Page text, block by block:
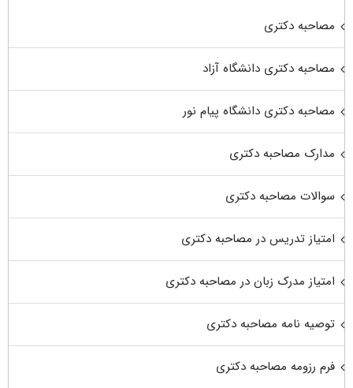
مصاحبه دکتری
مصاحبه دکتری دانشگاه آزاد
مصاحبه دکتری دانشگاه پیام نور
مدارک مصاحبه دکتری
سوالات مصاحبه دکتری
امتیاز تدریس در مصاحبه دکتری
امتیاز مدرک زبان در مصاحبه دکتری
توصیه نامه مصاحبه دکتری
فرم رزومه مصاحبه دکتری